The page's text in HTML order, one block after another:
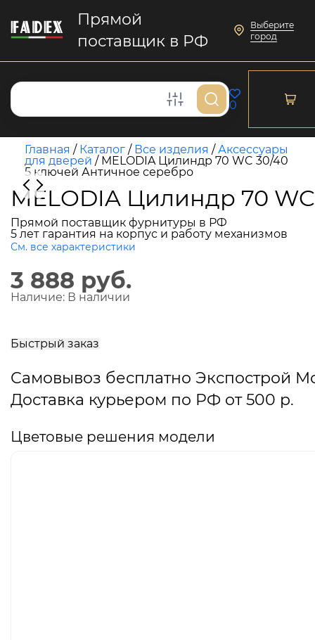
Прямой
поставщик в РФ
Выберите
город
0
Главная / Каталог / Все изделия /Аксессуары
для дверей / MELODIA Цилиндр 70 WC 30/40
5 ключей Античное серебро
MELODIA Цилиндр 70
Прямой поставщик фурнитуры в РФ
5 лет гарантия на корпус и работу механизмов
См. все характеристики
3 888 руб.
Наличие: В наличии
Быстрый заказ
Самовывоз бесплатно Экспострой
Доставка курьером по РФ от 500 р.
Цветовые решения модели